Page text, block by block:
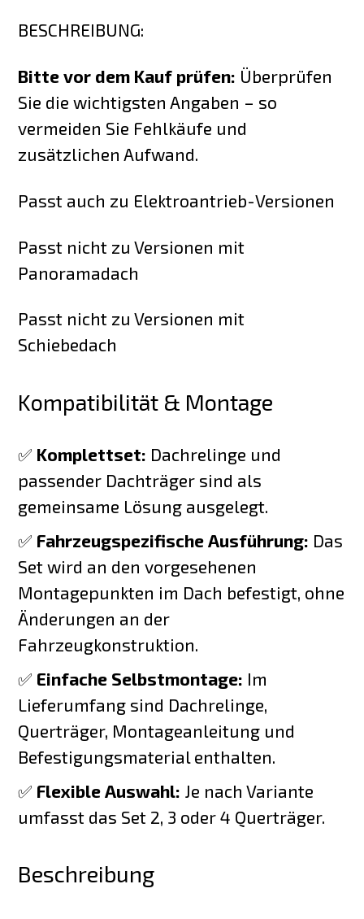
BESCHREIBUNG:
Bitte vor dem Kauf prüfen: Überprüfen
Sie die wichtigsten Angaben – so
vermeiden Sie Fehlkäufe und
zusätzlichen Aufwand.
Passt auch zu Elektroantrieb-Versionen
Passt nicht zu Versionen mit
Panoramadach
Passt nicht zu Versionen mit
Schiebedach
Kompatibilität & Montage
✅ Komplettset: Dachrelinge und
passender Dachträger sind als
gemeinsame Lösung ausgelegt.
✅ Fahrzeugspezifische Ausführung: Das
Set wird an den vorgesehenen
Montagepunkten im Dach befestigt, ohne
Änderungen an der
Fahrzeugkonstruktion.
✅ Einfache Selbstmontage: Im
Lieferumfang sind Dachrelinge,
Querträger, Montageanleitung und
Befestigungsmaterial enthalten.
✅ Flexible Auswahl: Je nach Variante
umfasst das Set 2, 3 oder 4 Querträger.
Beschreibung